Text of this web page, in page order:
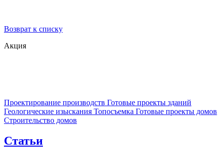
Возврат к списку
Акция
Проектирование производств Готовые проекты зданий
Геологические изыскания Топосъемка Готовые проекты домов
Строительство домов
Статьи